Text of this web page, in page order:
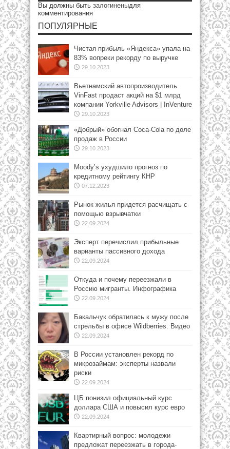
Вы должны быть залогиненыдля
комментирования
ПОПУЛЯРНЫЕ
Чистая прибыль «Яндекса» упала на
83% вопреки рекорду по выручке
29.10.2023
Вьетнамский автопроизводитель
VinFast продаст акций на $1 млрд
компании Yorkville Advisors | InVenture
29.10.2023
«Добрый» обогнал Coca-Cola по доле
продаж в России
29.10.2023
Moody’s ухудшило прогноз по
кредитному рейтингу КНР
07.12.2023
Рынок жилья придется расчищать с
помощью взрывчатки
22.09.2024
Эксперт перечислил прибыльные
варианты пассивного дохода
22.09.2024
Откуда и почему переезжали в
Россию мигранты. Инфографика
22.09.2024
Бакальчук обратилась к мужу после
стрельбы в офисе Wildberries. Видео
22.09.2024
В России установлен рекорд по
микрозаймам: эксперты назвали
риски
22.09.2024
ЦБ понизил официальный курс
доллара США и повысил курс евро
22.09.2024
Квартирный вопрос: молодежи
предложат переезжать в города-